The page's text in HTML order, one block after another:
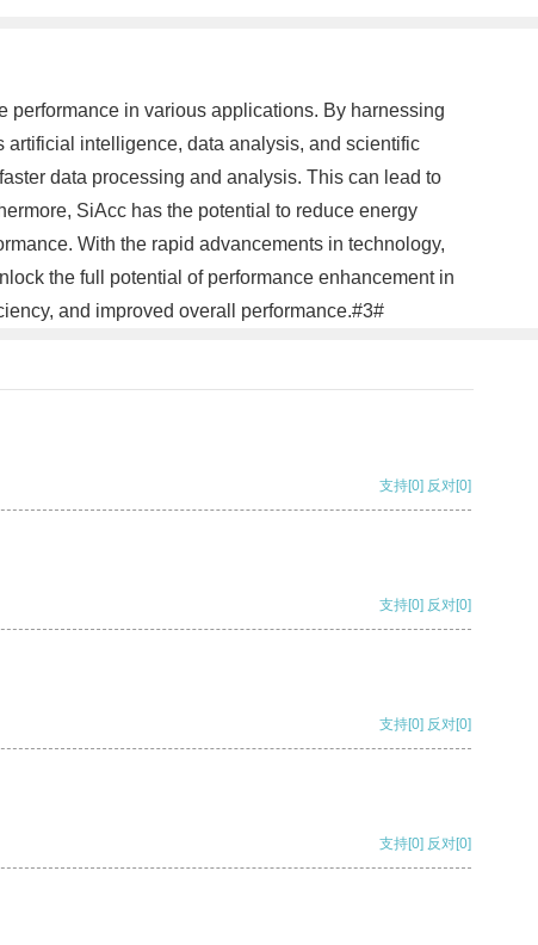
in various applications. By harnessing
intelligence, data analysis, and scientific
data processing and analysis. This can lead to
SiAcc has the potential to reduce energy
With the rapid advancements in technology,
the full potential of performance enhancement in
and improved overall performance.#3#
支持[0] 反对[0]
支持[0] 反对[0]
支持[0] 反对[0]
支持[0] 反对[0]